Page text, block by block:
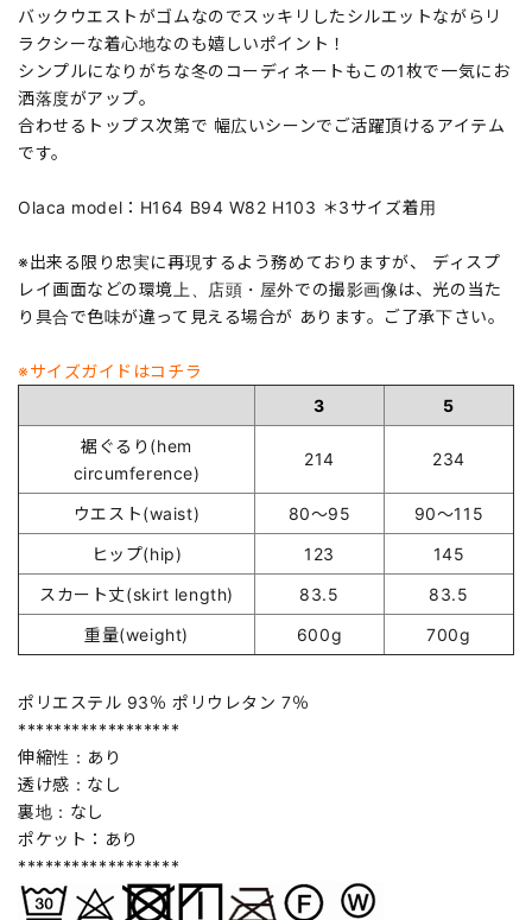
バックウエストがゴムなのでスッキリしたシルエットながらリ
ラクシーな着心地なのも嬉しいポイント！
シンプルになりがちな冬のコーディネートもこの1枚で一気にお
洒落度がアップ。
合わせるトップス次第で 幅広いシーンでご活躍頂けるアイテム
です。
Olaca model：H164 B94 W82 H103 ＊3サイズ着用
※出来る限り忠実に再現するよう務めておりますが、 ディスプ
レイ画面などの環境上、店頭・屋外での撮影画像は、光の当た
り具合で色味が違って見える場合が あります。ご了承下さい。
※サイズガイドはコチラ
3
5
裾ぐるり(hem
circumference)
214 234
ウエスト(waist) 80～95
90～115
ヒップ(hip)
123
145
スカート丈(skirt length)
83.5
83.5
重量(weight)
600g 700g
ポリエステル 93％ ポリウレタン 7％
******************
伸縮性：あり
透け感：なし
裏地：なし
ポケット：あり
******************